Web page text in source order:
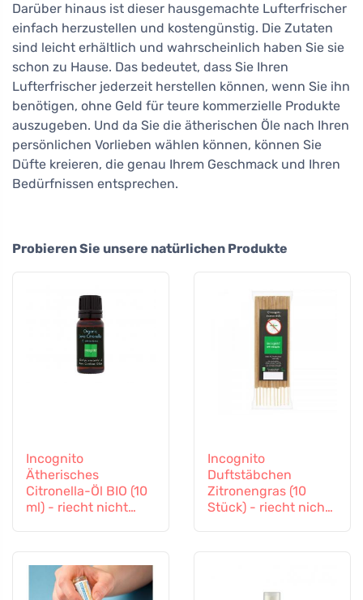
Darüber hinaus ist dieser hausgemachte Lufterfrischer
einfach herzustellen und kostengünstig. Die Zutaten
sind leicht erhältlich und wahrscheinlich haben Sie sie
schon zu Hause. Das bedeutet, dass Sie Ihren
Lufterfrischer jederzeit herstellen können, wenn Sie ihn
benötigen, ohne Geld für teure kommerzielle Produkte
auszugeben. Und da Sie die ätherischen Öle nach Ihren
persönlichen Vorlieben wählen können, können Sie
Düfte kreieren, die genau Ihrem Geschmack und Ihren
Bedürfnissen entsprechen.
Probieren Sie unsere natürlichen Produkte
Incognito
Ätherisches
Citronella-Öl BIO (10
ml) - riecht nicht
Incognito
Duftstäbchen
Zitronengras (10
Stück) - riecht nicht